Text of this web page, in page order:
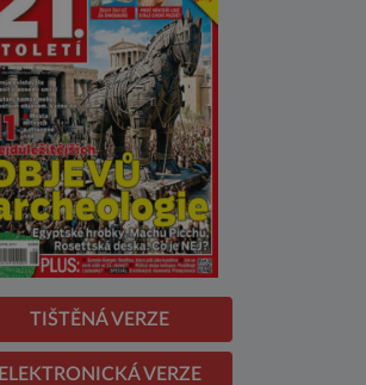
TIŠTĚNÁ VERZE
ELEKTRONICKÁ VERZE